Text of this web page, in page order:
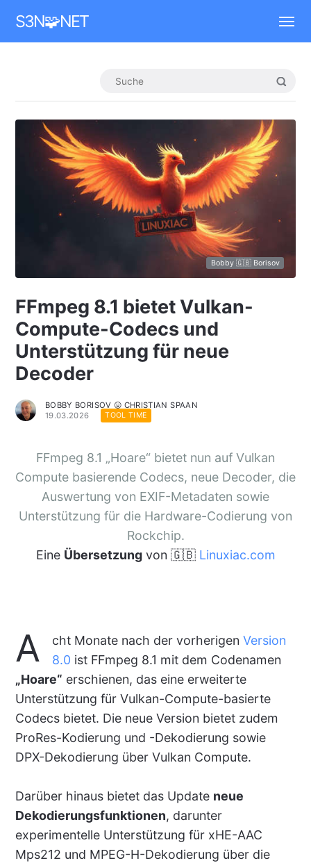
S3N🧩NET
Bobby 🇬🇧 Borisov
FFmpeg 8.1 bietet Vulkan-
Compute-Codecs und
Unterstützung für neue
Decoder
BOBBY BORISOV 😛 CHRISTIAN SPAAN
19.03.2026
TOOL TIME
FFmpeg 8.1 „Hoare“ bietet nun auf Vulkan
Compute basierende Codecs, neue Decoder, die
Auswertung von EXIF-Metadaten sowie
Unterstützung für die Hardware-Codierung von
Rockchip.
Eine Übersetzungvon 🇬🇧 Linuxiac.com
A cht Monate nach der vorherigen Version
8.0 ist FFmpeg 8.1 mit dem Codenamen
„Hoare“ erschienen, das eine erweiterte
Unterstützung für Vulkan-Compute-basierte
Codecs bietet. Die neue Version bietet zudem
ProRes-Kodierung und -Dekodierung sowie
DPX-Dekodierung über Vulkan Compute.
Darüber hinaus bietet das Update neue
Dekodierungsfunktionen, darunter
experimentelle Unterstützung für xHE-AAC
Mps212 und MPEG-H-Dekodierung über die